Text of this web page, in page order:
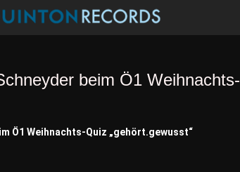
beim Ö1 Weihnachts-
Ö1 Weihnachts-Quiz „gehört.gewusst“